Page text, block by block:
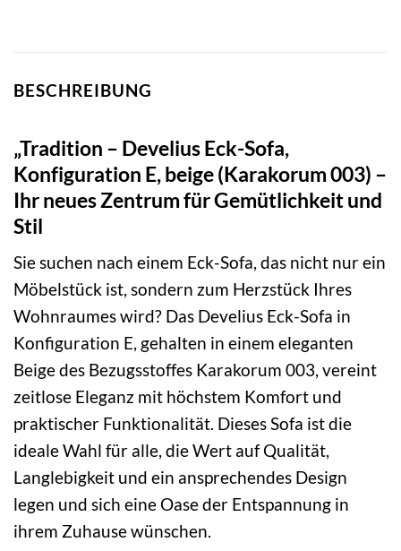
BESCHREIBUNG
„Tradition – Develius Eck-Sofa,
Konfiguration E, beige (Karakorum 003) –
Ihr neues Zentrum für Gemütlichkeit und
Stil
Sie suchen nach einem Eck-Sofa, das nicht nur ein
Möbelstück ist, sondern zum Herzstück Ihres
Wohnraumes wird? Das Develius Eck-Sofa in
Konfiguration E, gehalten in einem eleganten
Beige des Bezugsstoffes Karakorum 003, vereint
zeitlose Eleganz mit höchstem Komfort und
praktischer Funktionalität. Dieses Sofa ist die
ideale Wahl für alle, die Wert auf Qualität,
Langlebigkeit und ein ansprechendes Design
legen und sich eine Oase der Entspannung in
ihrem Zuhause wünschen.